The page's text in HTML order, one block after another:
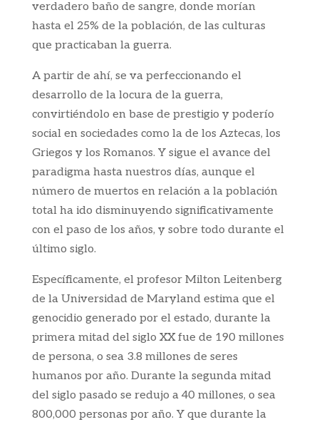
verdadero baño de sangre, donde morían
hasta el 25% de la población, de las culturas
que practicaban la guerra.
A partir de ahí, se va perfeccionando el
desarrollo de la locura de la guerra,
convirtiéndolo en base de prestigio y poderío
social en sociedades como la de los Aztecas, los
Griegos y los Romanos. Y sigue el avance del
paradigma hasta nuestros días, aunque el
número de muertos en relación a la población
total ha ido disminuyendo significativamente
con el paso de los años, y sobre todo durante el
último siglo.
Específicamente, el profesor Milton Leitenberg
de la Universidad de Maryland estima que el
genocidio generado por el estado, durante la
primera mitad del siglo XX fue de 190 millones
de persona, o sea 3.8 millones de seres
humanos por año. Durante la segunda mitad
del siglo pasado se redujo a 40 millones, o sea
800,000 personas por año. Y que durante la